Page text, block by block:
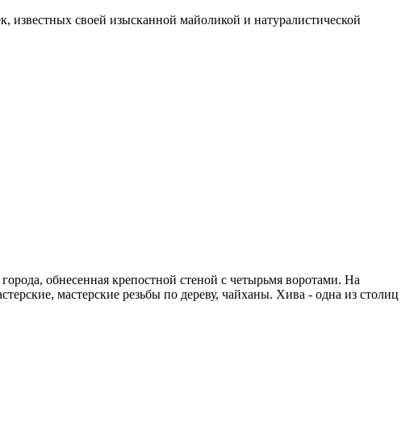
известных своей изысканной майоликой и натуралистической
обнесенная крепостной стеной с четырьмя воротами. На
мастерские резьбы по дереву, чайханы. Хива - одна из столиц